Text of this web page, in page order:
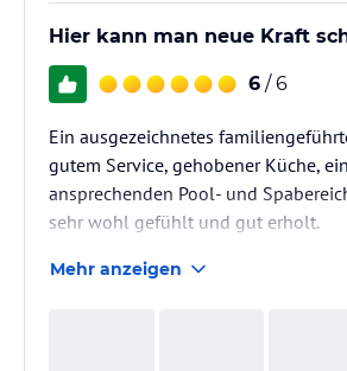
Hier kann man neue Kraft
6 / 6
Ein ausgezeichnetes
gutem Service, gehobener Küche,
ansprechenden Pool- und
sehr wohl gefühlt und gut erholt.
Mehr anzeigen